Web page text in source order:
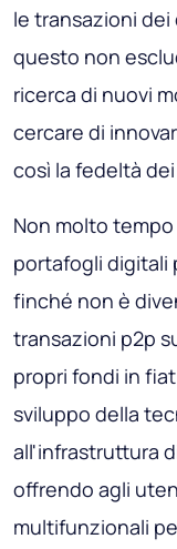
le transazioni dei
questo non
ricerca di nuovi
cercare di
così la fedeltà
Non molto
portafogli digitali
finché non è
transazioni p2p
propri fondi in
sviluppo della
all'infrastruttura
offrendo agli
multifunzionali